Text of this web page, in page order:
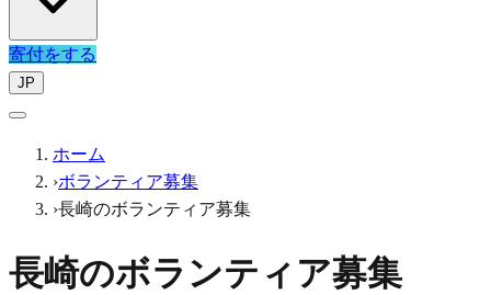
寄付をする
JP
ホーム
›ボランティア募集
›長崎のボランティア募集
長崎のボランティア募集